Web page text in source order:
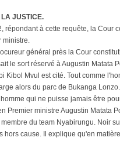
LA JUSTICE.
répondant à cette requête, la Cour
ministre.
général près la Cour
le sort réservé à Augustin Matata
Kibol Mvul est cité. Tout comme
alors du parc de Bukanga
qui ne puisse jamais être
Premier ministre Augustin Matata
du team Nyabirungu. Noir
hors cause. Il explique qu'en